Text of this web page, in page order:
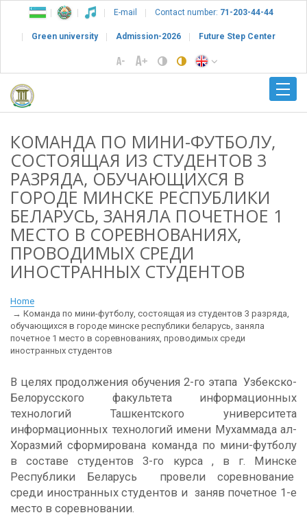
E-mail Contact number: 71-203-44-44
Green university Admission-2026 Future Step Center
КОМАНДА ПО МИНИ-ФУТБОЛУ,
СОСТОЯЩАЯ ИЗ СТУДЕНТОВ 3
РАЗРЯДА, ОБУЧАЮЩИХСЯ В
ГОРОДЕ МИНСКЕ РЕСПУБЛИКИ
БЕЛАРУСЬ, ЗАНЯЛА ПОЧЕТНОЕ 1
МЕСТО В СОРЕВНОВАНИЯХ,
ПРОВОДИМЫХ СРЕДИ
ИНОСТРАННЫХ СТУДЕНТОВ
Home
Команда по мини-футболу, состоящая из студентов 3 разряда,
обучающихся в городе минске республики беларусь, заняла
почетное 1 место в соревнованиях, проводимых среди
иностранных студентов
В целях продолжения обучения 2-го этапа Узбекско-
Белорусского факультета информационных
технологий Ташкентского университета
информационных технологий имени Мухаммада ал-
Хоразмий сформирована команда по мини-футболу
в составе студентов 3-го курса , в г. Минске
Республики Беларусь провели соревнование
среди иностранных студентов и заняв почетное 1-е
место в соревновании.